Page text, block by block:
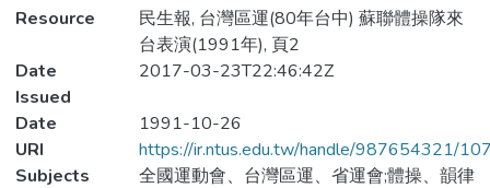
Resource
民生報, 台灣區運(80年台中) 蘇聯體操隊來
台表演(1991年), 頁2
Date
Issued
2017-03-23T22:46:42Z
Date
1991-10-26
URI
https://ir.ntus.edu.tw/handle/987654321/
Subjects
全國運動會、台灣區運、省運會;體操、韻律